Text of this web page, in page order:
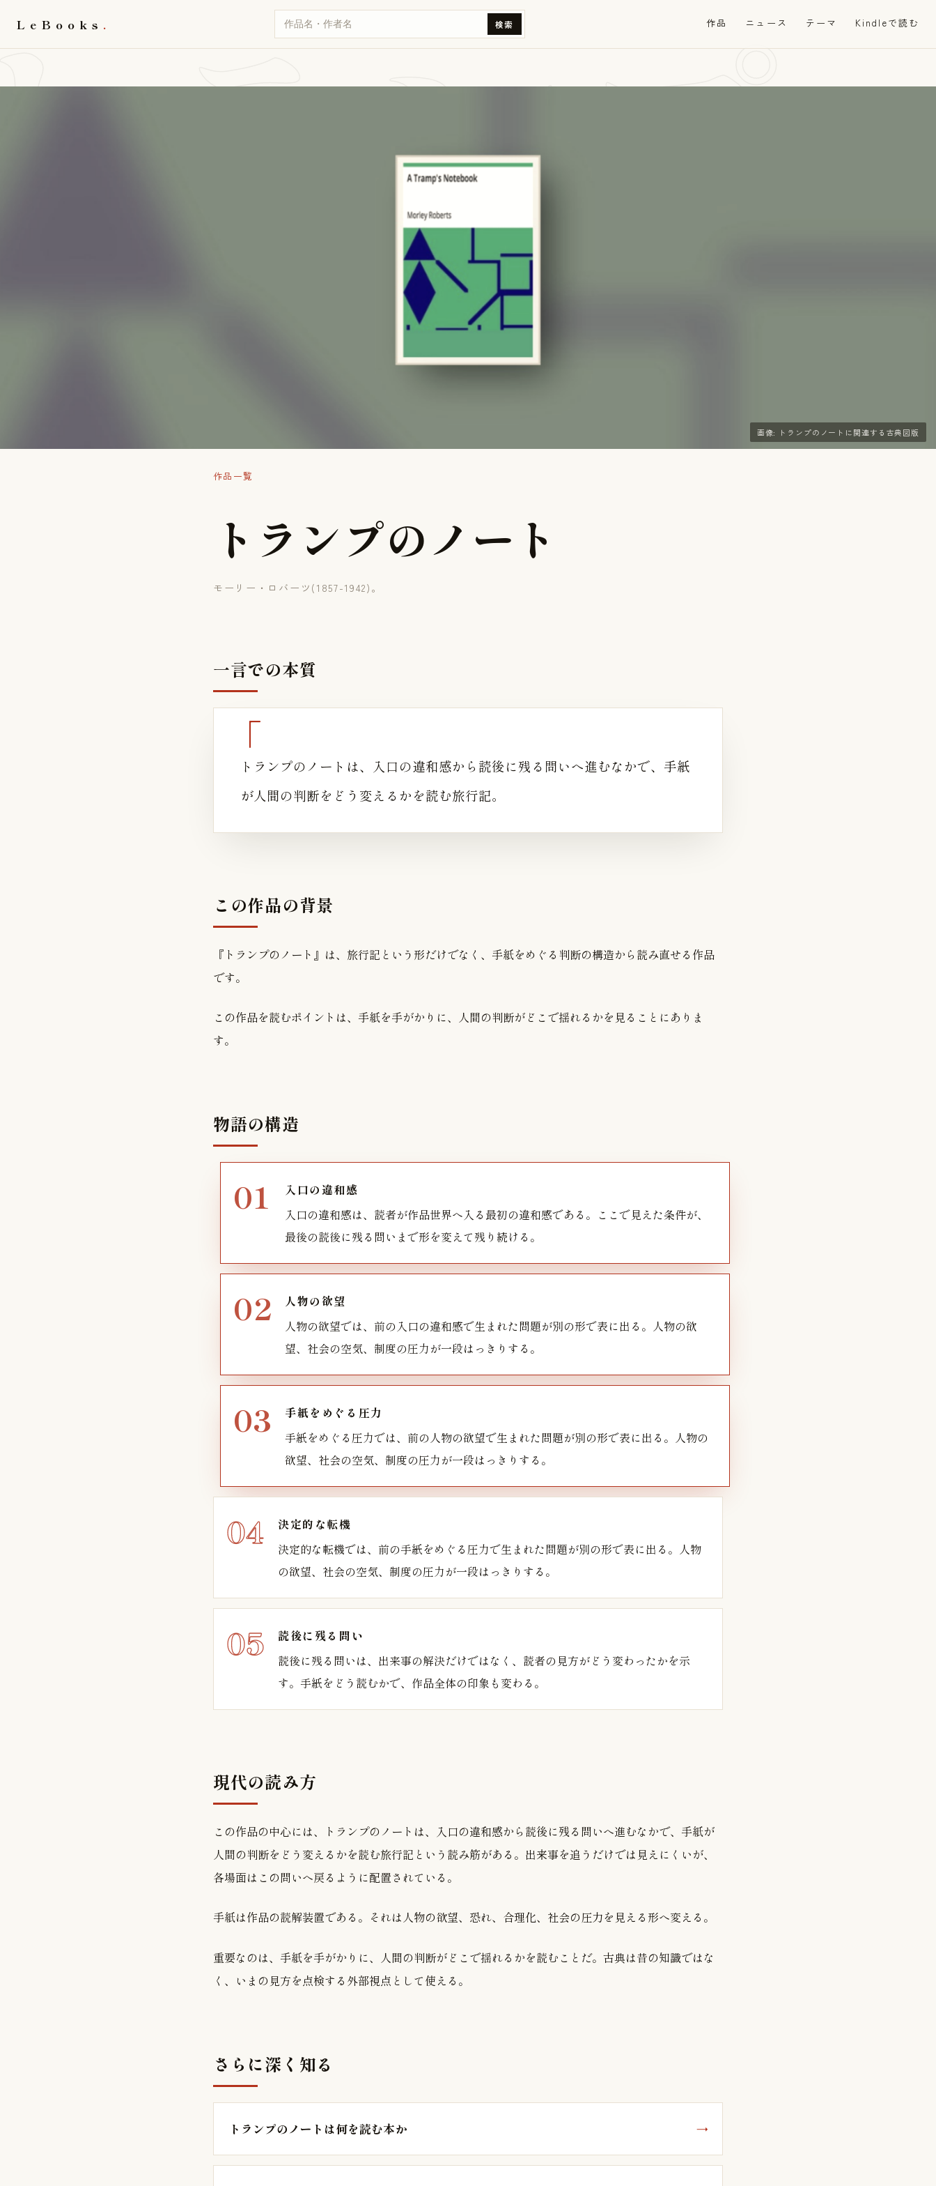
LeBooks 検索 作品 ニュース テーマ Kindleで読む
ランプ
画像: トランプのノートに関連する古典図版
作品一覧
ト ラ ンプのノ ー ト
モーリー・ロバーツ(1857-1942)。
一言での本質
トランプのノートは、入口の違和感から読後に残る問いへ進むなかで、手紙
が人間の判断をどう変えるかを読む旅行記。
この作品の背景
『トランプのノート』は、旅行記という形だけでなく、手紙をめぐる判断の構造から読み直せる作品
です。
この作品を読むポイントは、手紙を手がかりに、人間の判断がどこで揺れるかを見ることにありま
す。
物語の構造
入口の違和感
入口の違和感は、読者が作品世界へ入る最初の違和感である。ここで見えた条件が、
最後の読後に残る問いまで形を変えて残り続ける。
人物の欲望
人物の欲望では、前の入口の違和感で生まれた問題が別の形で表に出る。人物の欲
望、社会の空気、制度の圧力が一段はっきりする。
手紙をめぐる圧力
手紙をめぐる圧力では、前の人物の欲望で生まれた問題が別の形で表に出る。人物の
欲望、社会の空気、制度の圧力が一段はっきりする。
決定的な転機
決定的な転機では、前の手紙をめぐる圧力で生まれた問題が別の形で表に出る。人物
の欲望、社会の空気、制度の圧力が一段はっきりする。
読後に残る問い
読後に残る問いは、出来事の解決だけではなく、読者の見方がどう変わったかを示
す。手紙をどう読むかで、作品全体の印象も変わる。
現代の読み方
この作品の中心には、トランプのノートは、入口の違和感から読後に残る問いへ進むなかで、手紙が
人間の判断をどう変えるかを読む旅行記という読み筋がある。出来事を追うだけでは見えにくいが、
各場面はこの問いへ戻るように配置されている。
手紙は作品の読解装置である。それは人物の欲望、恐れ、合理化、社会の圧力を見える形へ変える。
重要なのは、手紙を手がかりに、人間の判断がどこで揺れるかを読むことだ。古典は昔の知識ではな
く、いまの見方を点検する外部視点として使える。
さらに深く知る
トランプのノートは何を読む本か